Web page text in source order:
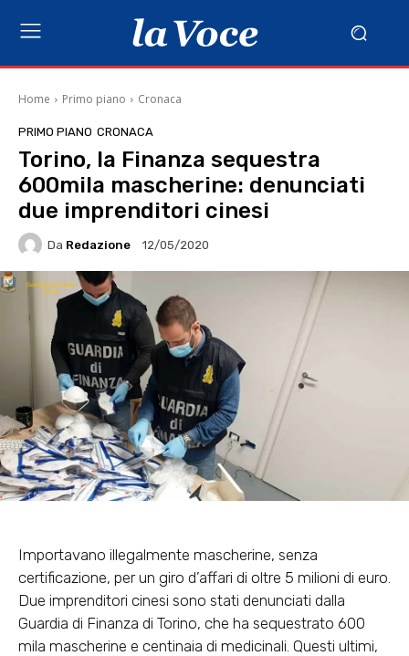
Home Primo piano Cronaca
PRIMO PIANO CRONACA
Torino, la Finanza sequestra
600mila mascherine: denunciati
due imprenditori cinesi
Da Redazione 12/05/2020
Importavano illegalmente mascherine, senza
certificazione, per un giro d’affari di oltre 5 milioni di euro.
Due imprenditori cinesi sono stati denunciati dalla
Guardia di Finanza di Torino, che ha sequestrato 600
mila mascherine e centinaia di medicinali. Questi ultimi,